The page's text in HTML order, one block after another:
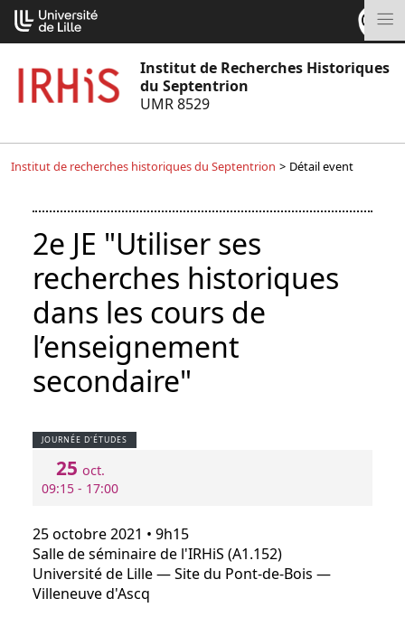
Aller
au
contenu
Institut de Recherches Historiques
du Septentrion
UMR 8529
Institut de recherches historiques du Septentrion > Détail event
2e JE "Utiliser ses
recherches historiques
dans les cours de
l’enseignement
secondaire"
JOURNÉE D'ÉTUDES
25 oct.
09:15 - 17:00
25 octobre 2021 • 9h15
Salle de séminaire de l'IRHiS (A1.152)
Université de Lille — Site du Pont-de-Bois —
Villeneuve d'Ascq
Cookies management panel